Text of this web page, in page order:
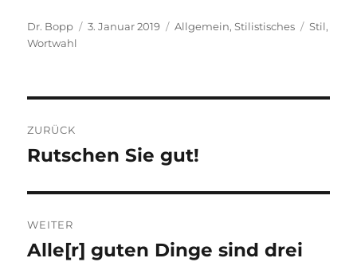
Autor
Dr. Bopp
Veröffentlicht
3. Januar 2019 Kategorien
Allgemein,Stilistisches Stil,
Wortwahl
ZURÜCK
Vorheriger
Rutschen Sie gut!
WEITER
Nächster
Alle[r] guten Dinge sind drei